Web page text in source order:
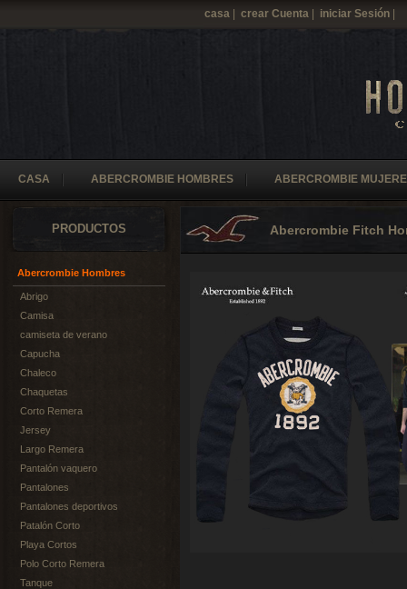
casa crear Cuenta iniciar Sesión
CASA ABERCROMBIE HOMBRES ABERCROMBIE
PRODUCTOS
Abercrombie Hombres
Abrigo
Camisa
camiseta de verano
Capucha
Chaleco
Chaquetas
Corto Remera
Jersey
Largo Remera
Pantalón vaquero
Pantalones
Pantalones deportivos
Patalón Corto
Playa Cortos
Polo Corto Remera
Tanque
Abercrombie Fitch